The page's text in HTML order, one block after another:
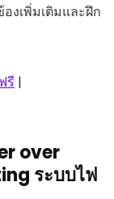
งเพิ่มเติมและฝึก
รี |
over
ระบบไฟ